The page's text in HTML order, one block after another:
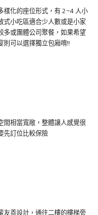
樣化的座位形式，有 2~4 人小
式小吃區適合少人數或是小家
多或團體公司聚餐，如果希望
則可以選擇獨立包廂唷!!
間相當寬敞，整體讓人感覺很
先訂位比較保險
友善設計，通往二樓的樓梯旁